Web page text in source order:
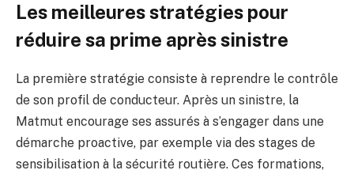
Les meilleures stratégies pour
réduire sa prime après sinistre
La première stratégie consiste à reprendre le contrôle
de son profil de conducteur. Après un sinistre, la
Matmut encourage ses assurés à s’engager dans une
démarche proactive, par exemple via des stages de
sensibilisation à la sécurité routière. Ces formations,